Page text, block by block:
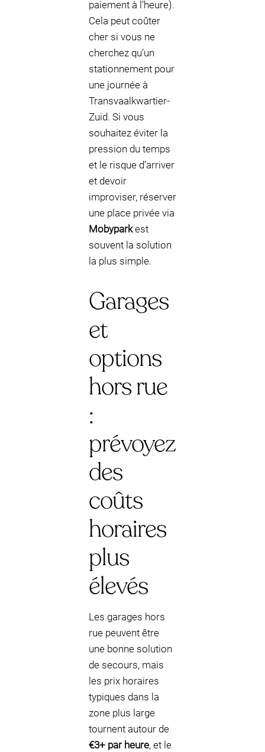
paiement à l’heure).
Cela peut coûter
cher si vous ne
cherchez qu’un
stationnement pour
une journée à
Transvaalkwartier-
Zuid. Si vous
souhaitez éviter la
pression du temps
et le risque d’arriver
et devoir
improviser, réserver
une place privée via
Mobyparkest
souvent la solution
la plus simple.
Garages
et
options
hors rue
:
prévoyez
des
coûts
horaires
plus
élevés
Les garages hors
rue peuvent être
une bonne solution
de secours, mais
les prix horaires
typiques dans la
zone plus large
tournent autour de
€3+ par heure, et le